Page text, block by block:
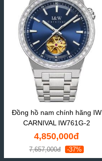
Đồng hồ nam chính hãng IW
CARNIVAL IW761G-2
4,850,000đ
7,657,000đ -37%